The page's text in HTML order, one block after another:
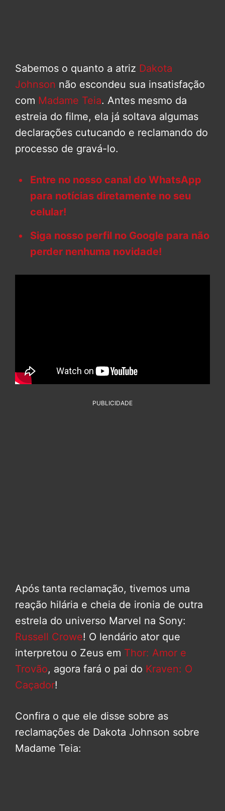
Sabemos o quanto a atriz Dakota
Johnson não escondeu sua insatisfação
com Madame Teia. Antes mesmo da
estreia do filme, ela já soltava algumas
declarações cutucando e reclamando do
processo de gravá-lo.
Entre no nosso canal do WhatsApp
para notícias diretamente no seu
celular!
Siga nosso perfil no Google para não
perder nenhuma novidade!
PUBLICIDADE
Após tanta reclamação, tivemos uma
reação hilária e cheia de ironia de outra
estrela do universo Marvel na Sony:
Russell Crowe! O lendário ator que
interpretou o Zeus em Thor: Amor e
Trovão, agora fará o pai do Kraven: O
Caçador!
Confira o que ele disse sobre as
reclamações de Dakota Johnson sobre
Madame Teia: